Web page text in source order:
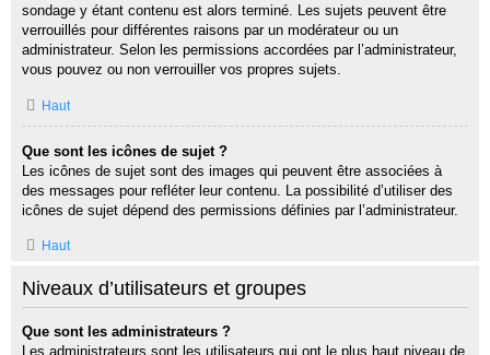
sondage y étant contenu est alors terminé. Les sujets peuvent être
verrouillés pour différentes raisons par un modérateur ou un
administrateur. Selon les permissions accordées par l’administrateur,
vous pouvez ou non verrouiller vos propres sujets.
Haut
Que sont les icônes de sujet ?
Les icônes de sujet sont des images qui peuvent être associées à
des messages pour refléter leur contenu. La possibilité d’utiliser des
icônes de sujet dépend des permissions définies par l’administrateur.
Haut
Niveaux d’utilisateurs et groupes
Que sont les administrateurs ?
Les administrateurs sont les utilisateurs qui ont le plus haut niveau de